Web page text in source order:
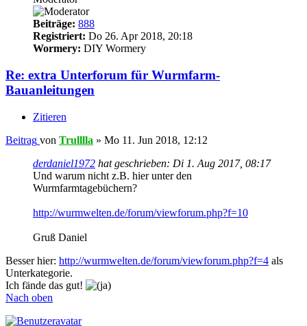
Beiträge: 888
Registriert: Do 26. Apr 2018, 20:18
Wormery: DIY Wormery
Re: extra Unterforum für Wurmfarm-
Bauanleitungen
Zitieren
Beitrag von Trulllla » Mo 11. Jun 2018, 12:12
derdaniel1972 hat geschrieben: Di 1. Aug 2017, 08:17
Und warum nicht z.B. hier unter den
Wurmfarmtagebüchern?
http://wurmwelten.de/forum/viewforum.php?f=10
Gruß Daniel
Besser hier: http://wurmwelten.de/forum/viewforum.php?f=4 als
Unterkategorie.
Ich fände das gut!
Nach oben